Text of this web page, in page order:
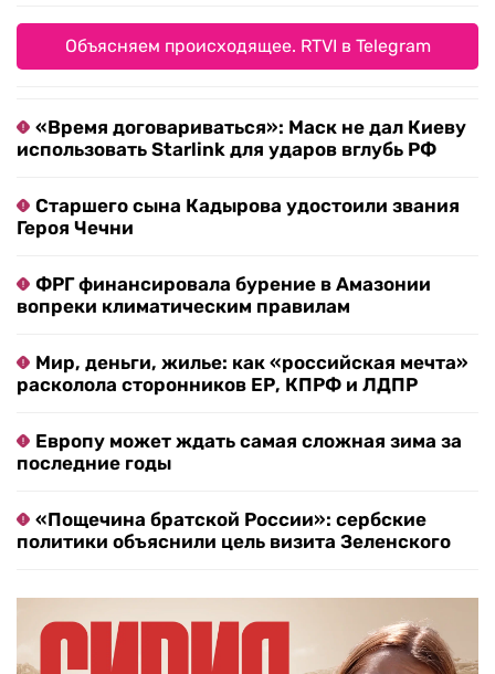
Объясняем происходящее. RTVI в Telegram
«Время договариваться»: Маск не дал Киеву
использовать Starlink для ударов вглубь РФ
Старшего сына Кадырова удостоили звания
Героя Чечни
ФРГ финансировала бурение в Амазонии
вопреки климатическим правилам
Мир, деньги, жилье: как «российская мечта»
расколола сторонников ЕР, КПРФ и ЛДПР
Европу может ждать самая сложная зима за
последние годы
«Пощечина братской России»: сербские
политики объяснили цель визита Зеленского